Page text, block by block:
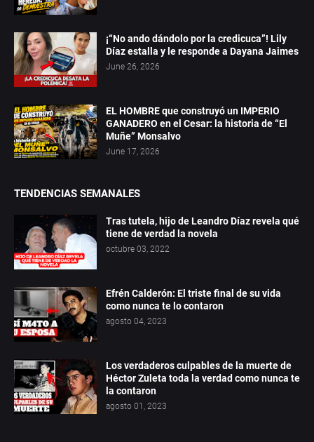
¡“No ando dándolo por la credicuca”! Lily
Díaz estalla y le responde a Dayana Jaimes
June 26, 2026
EL HOMBRE que construyó un IMPERIO
GANADERO en el Cesar: la historia de “El
Muñe” Monsalvo
June 17, 2026
TENDENCIAS SEMANALES
Tras tutela, hijo de Leandro Díaz revela qué
tiene de verdad la novela
octubre 03, 2022
Efrén Calderón: El triste final de su vida
como nunca te lo contaron
agosto 04, 2023
Los verdaderos culpables de la muerte de
Héctor Zuleta toda la verdad como nunca te
la contaron
agosto 01, 2023